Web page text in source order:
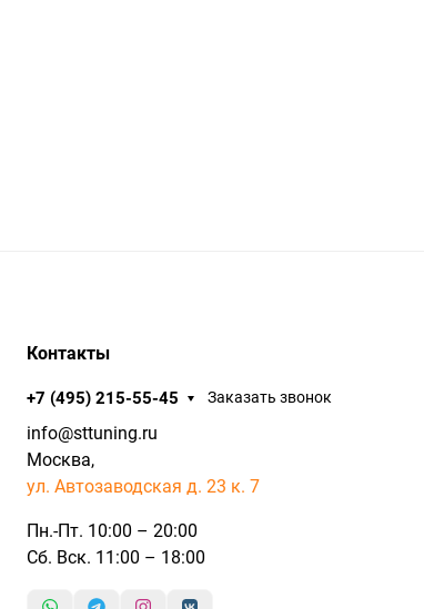
Контакты
+7 (495) 215-55-45 Заказать звонок
info@sttuning.ru
Москва,
ул. Автозаводская д. 23 к. 7
Пн.-Пт. 10:00 – 20:00
Сб. Вск. 11:00 – 18:00